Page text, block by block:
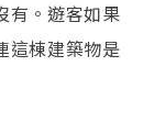
有。遊客如果
這棟建築物是